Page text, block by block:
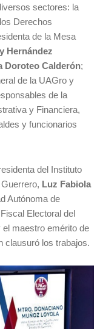
sectores: la
Derechos
de la Mesa
Hernández
Doroteo Calderón;
de la UAGro y
de la
y Financiera,
y funcionarios
del Instituto
Luz Fabiola
Autónoma de
Electoral del
el maestro emérito de
clausuró los trabajos.